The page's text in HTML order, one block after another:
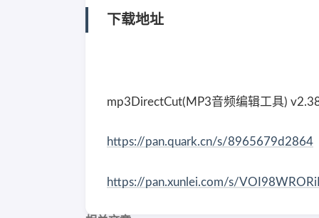
下载地址
mp3DirectCut(MP3音频编辑工具)
https://pan.quark.cn/s/8965679d2864
https://pan.xunlei.com/s/